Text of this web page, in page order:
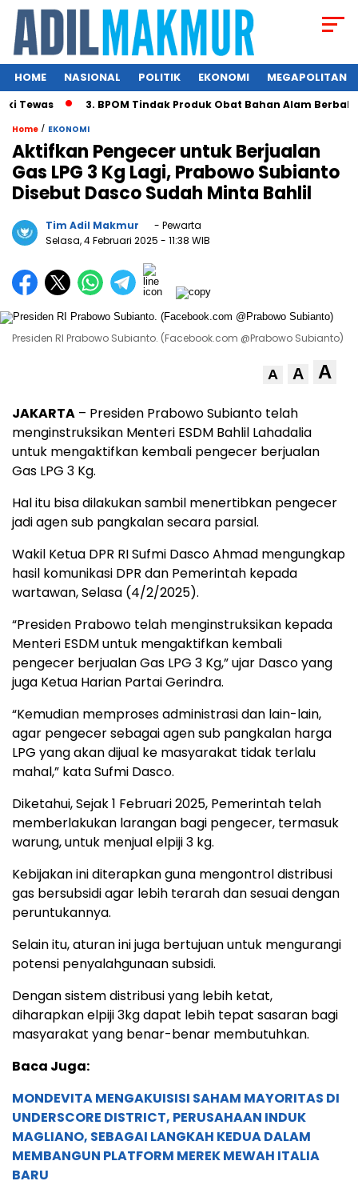
HOME NASIONAL POLITIK EKONOMI MEGAPOLITAN
3. BPOM Tindak Produk Obat Bahan Alam Berbahaya
Home / EKONOMI
Aktifkan Pengecer untuk Berjualan
Gas LPG 3 Kg Lagi, Prabowo Subianto
Disebut Dasco Sudah Minta Bahlil
Tim Adil Makmur
- Pewarta
Selasa, 4 Februari 2025 - 11:38 WIB
Presiden RI Prabowo Subianto. (Facebook.com @Prabowo Subianto)
A A A
JAKARTA – Presiden Prabowo Subianto telah
menginstruksikan Menteri ESDM Bahlil Lahadalia
untuk mengaktifkan kembali pengecer berjualan
Gas LPG 3 Kg.
Hal itu bisa dilakukan sambil menertibkan pengecer
jadi agen sub pangkalan secara parsial.
Wakil Ketua DPR RI Sufmi Dasco Ahmad mengungkap
hasil komunikasi DPR dan Pemerintah kepada
wartawan, Selasa (4/2/2025).
“Presiden Prabowo telah menginstruksikan kepada
Menteri ESDM untuk mengaktifkan kembali
pengecer berjualan Gas LPG 3 Kg,” ujar Dasco yang
juga Ketua Harian Partai Gerindra.
“Kemudian memproses administrasi dan lain-lain,
agar pengecer sebagai agen sub pangkalan harga
LPG yang akan dijual ke masyarakat tidak terlalu
mahal,” kata Sufmi Dasco.
Diketahui, Sejak 1 Februari 2025, Pemerintah telah
memberlakukan larangan bagi pengecer, termasuk
warung, untuk menjual elpiji 3 kg.
Kebijakan ini diterapkan guna mengontrol distribusi
gas bersubsidi agar lebih terarah dan sesuai dengan
peruntukannya.
Selain itu, aturan ini juga bertujuan untuk mengurangi
potensi penyalahgunaan subsidi.
Dengan sistem distribusi yang lebih ketat,
diharapkan elpiji 3kg dapat lebih tepat sasaran bagi
masyarakat yang benar-benar membutuhkan.
Baca Juga:
MONDEVITA MENGAKUISISI SAHAM MAYORITAS DI
UNDERSCORE DISTRICT, PERUSAHAAN INDUK
MAGLIANO, SEBAGAI LANGKAH KEDUA DALAM
MEMBANGUN PLATFORM MEREK MEWAH ITALIA
BARU